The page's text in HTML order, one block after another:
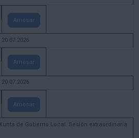
Amosar
Amosar
Amosar
Xunta de Goberno Local. Sesión extraordinaria